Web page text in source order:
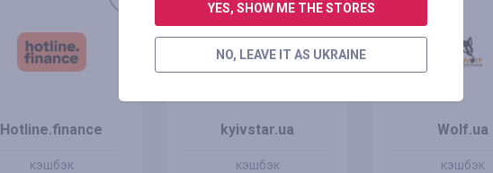
Hotline.finance
кэшбэк
kyivstar.ua
кэшбэк
Wolf.ua
кэшбэк
YES, SHOW ME THE STORES
NO, LEAVE IT AS UKRAINE